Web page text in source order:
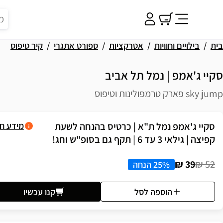
בית בילויים וחוויות אטרקציות ספורט אתגרי קיר טיפוס
סקיי ג'אמפ | נמל תל אביב
sky jump פארק טרמפולינות וטיפוס
אפשרויות רכישה
סקיי ג'אמפ נמל ת"א | כרטיס בהנחה לשעת
קפיצה | גילאי 3 עד 6 | תקף גם בסופ"ש וחג!
מידע
52 ₪
39 ₪ 25% הנחה
הוספה לסל קנו עכשיו